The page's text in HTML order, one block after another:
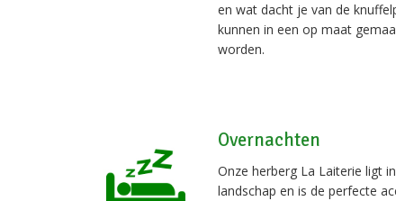
en wat dacht je van de
kunnen in een op maat
worden.
Overnachten
Onze herberg La Laiterie ligt
landschap en is de perfecte